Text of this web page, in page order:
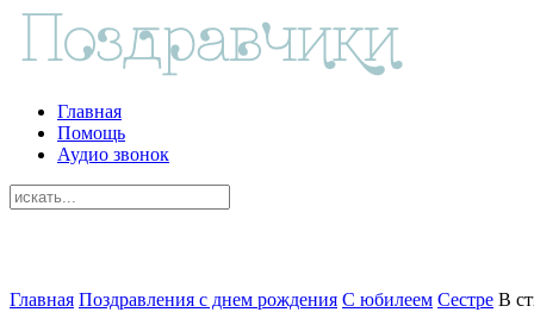
Главная
Помощь
Аудио звонок
Главная Поздравления с днем рождения С юбилеем Сестре В